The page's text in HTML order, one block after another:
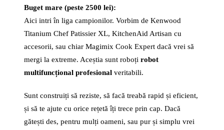
Buget mare (peste 2500 lei):
Aici intri în liga campionilor. Vorbim de Kenwood
Titanium Chef Patissier XL, KitchenAid Artisan cu
accesorii, sau chiar Magimix Cook Expert dacă vrei să
mergi la extreme. Aceștia sunt roboți robot
multifuncțional profesional veritabili.
Sunt construiți să reziste, să facă treabă rapid și eficient,
și să te ajute cu orice rețetă îți trece prin cap. Dacă
gătești des, pentru mulți oameni, sau pur și simplu vrei